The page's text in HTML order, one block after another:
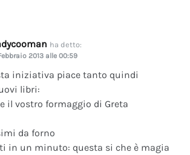
ha detto:
2013 alle 00:59
iniziativa piace tanto quindi
libri:
il vostro formaggio di Greta
da forno
in un minuto: questa si che è magia